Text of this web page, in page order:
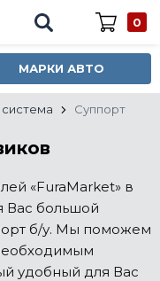
0
МАРКИ АВТО
Суппорт
«FuraMarket» в
Вас большой
б/у. Мы поможем
удобный для Вас